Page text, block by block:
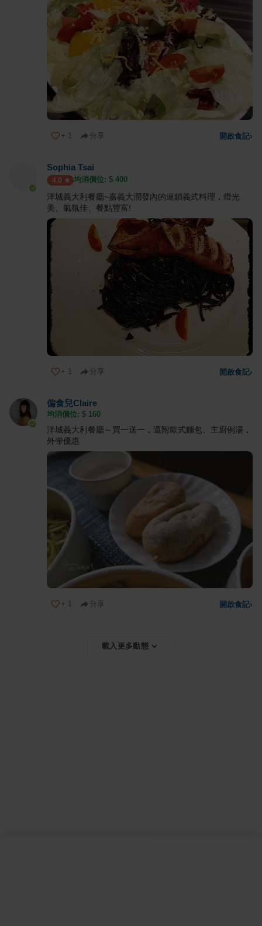
+ 1 分享 開啟食記›
Sophia Tsai
4.0 均消價位: $ 400
洋城義大利餐廳~嘉義大潤發內的連鎖義式料理，燈光
美、氣氛佳、餐點豐富!
+ 1 分享 開啟食記›
偏食兒Claire
均消價位: $ 160
洋城義大利餐廳～買一送一，還附歐式麵包、主廚例湯，
外帶優惠
+ 1 分享 開啟食記›
載入更多動態